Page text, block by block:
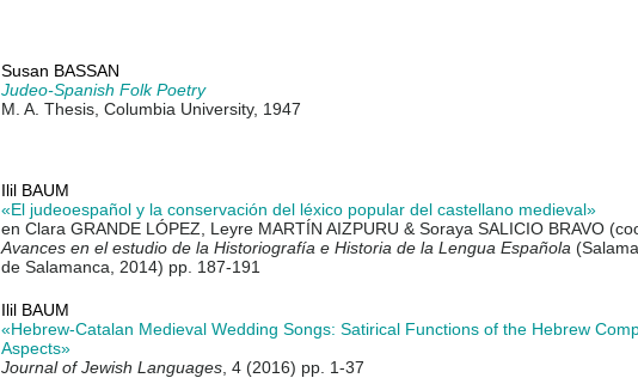
Susan BASSAN
Judeo-Spanish Folk Poetry
M. A. Thesis, Columbia University, 1947
Ilil BAUM
«El judeoespañol y la conservación del léxico popular del castellano medieval»
en Clara GRANDE LÓPEZ, Leyre MARTÍN AIZPURU & Soraya SALICIO BRAVO
Avances en el estudio de la Historiografía e Historia de la Lengua Española
de Salamanca, 2014) pp. 187-191
Ilil BAUM
«Hebrew-Catalan Medieval Wedding Songs: Satirical Functions of the Hebrew
Aspects»
Journal of Jewish Languages 4 (2016) pp. 1-37